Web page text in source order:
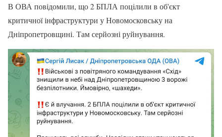
В ОВА повідомили, що 2 БПЛА поцiлили в об'єкт
критичної інфраструктури у Новомосковську на
Дніпропетровщині. Там серйозні руйнування.